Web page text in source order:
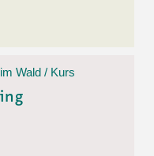
Wald / Kurs